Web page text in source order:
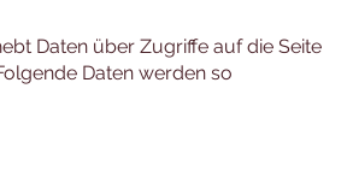
Daten über Zugriffe auf die Seite
Daten werden so